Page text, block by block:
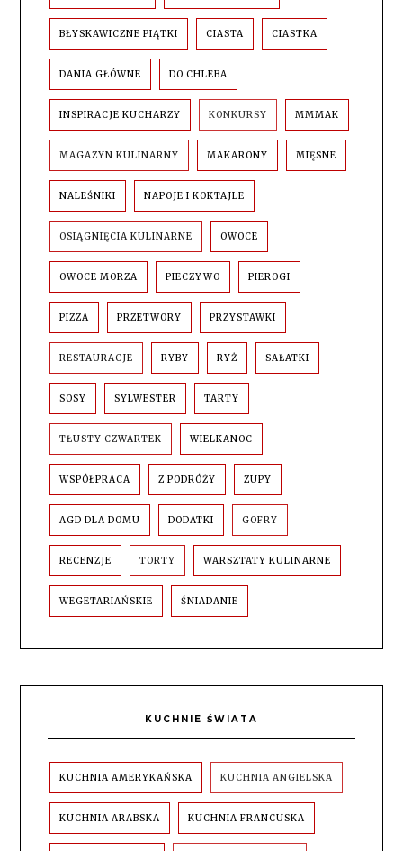
BŁYSKAWICZNE PIĄTKI CIASTA CIASTKA
DANIA GŁÓWNE DO CHLEBA
INSPIRACJE KUCHARZY KONKURSY MMMAK
MAGAZYN KULINARNY MAKARONY MIĘSNE
NALEŚNIKI NAPOJE I KOKTAJLE
OSIĄGNIĘCIA KULINARNE OWOCE
OWOCE MORZA PIECZYWO PIEROGI
PIZZA PRZETWORY PRZYSTAWKI
RESTAURACJE RYBY RYŻ SAŁATKI
SOSY SYLWESTER TARTY
TŁUSTY CZWARTEK WIELKANOC
WSPÓŁPRACA Z PODRÓŻY ZUPY
AGD DLA DOMU DODATKI GOFRY
RECENZJE TORTY WARSZTATY KULINARNE
WEGETARIAŃSKIE ŚNIADANIE
KUCHNIE ŚWIATA
KUCHNIA AMERYKAŃSKA KUCHNIA ANGIELSKA
KUCHNIA ARABSKA KUCHNIA FRANCUSKA